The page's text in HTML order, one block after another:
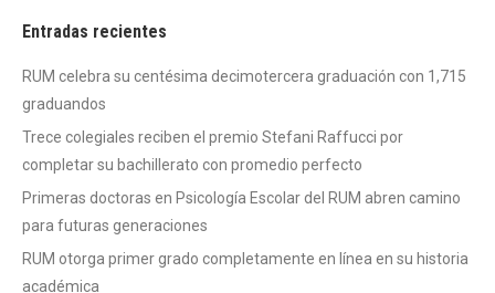
Entradas recientes
RUM celebra su centésima decimotercera graduación con 1,715
graduandos
Trece colegiales reciben el premio Stefani Raffucci por
completar su bachillerato con promedio perfecto
Primeras doctoras en Psicología Escolar del RUM abren camino
para futuras generaciones
RUM otorga primer grado completamente en línea en su historia
académica